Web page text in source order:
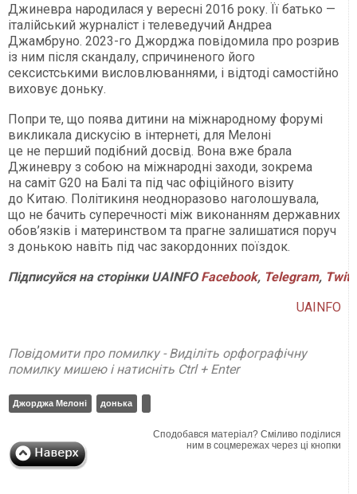
Джиневра народилася у вересні 2016 року. Її батько —
італійський журналіст і телеведучий Андреа
Джамбруно. 2023-го Джорджа повідомила про розрив
із ним після скандалу, спричиненого його
сексистськими висловлюваннями, і відтоді самостійно
виховує доньку.
Попри те, що поява дитини на міжнародному форумі
викликала дискусію в інтернеті, для Мелоні
це не перший подібний досвід. Вона вже брала
Джиневру з собою на міжнародні заходи, зокрема
на саміт G20 на Балі та під час офіційного візиту
до Китаю. Політикиня неодноразово наголошувала,
що не бачить суперечності між виконанням державних
обов’язків і материнством та прагне залишатися поруч
з донькою навіть під час закордонних поїздок.
ПідписуйсянасторінкиUAINFO Facebook, Telegram,
UAINFO
Повідомити про помилку - Виділіть орфографічну
помилку мишею і натисніть Ctrl + Enter
Джорджа Мелоні донька
Сподобався матеріал? Сміливо поділися
ним в соцмережах через ці кнопки